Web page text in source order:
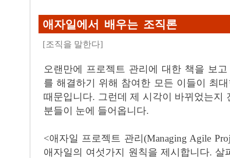
애자일에서 배우는 조직론
[조직을 말한다]
오랜만에 프로젝트 관리에 대한 책을 보
를 해결하기 위해 참여한 모든 이들이 최
때문입니다. 그런데 제 시각이 바뀌었는지
분들이 눈에 들어옵니다.
<애자일 프로젝트 관리(Managing Agile
애자일의 여섯가지 원칙을 제시합니다.